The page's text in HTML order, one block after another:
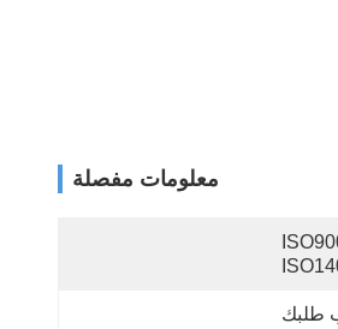
معلومات مفصلة
طلبك